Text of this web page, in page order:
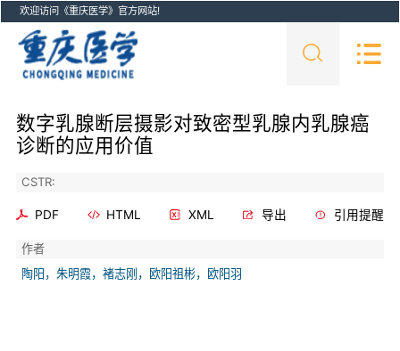
欢迎访问《重庆医学》官方网站!
数字乳腺断层摄影对致密型乳腺内乳腺癌
诊断的应用价值
CSTR:
PDF HTML XML 导出 引用提醒
作者
陶阳，朱明霞，褚志刚，欧阳祖彬，欧阳羽